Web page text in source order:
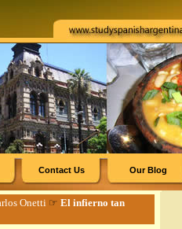
Our Blog
Contact Us
Onetti☞ El infierno tan